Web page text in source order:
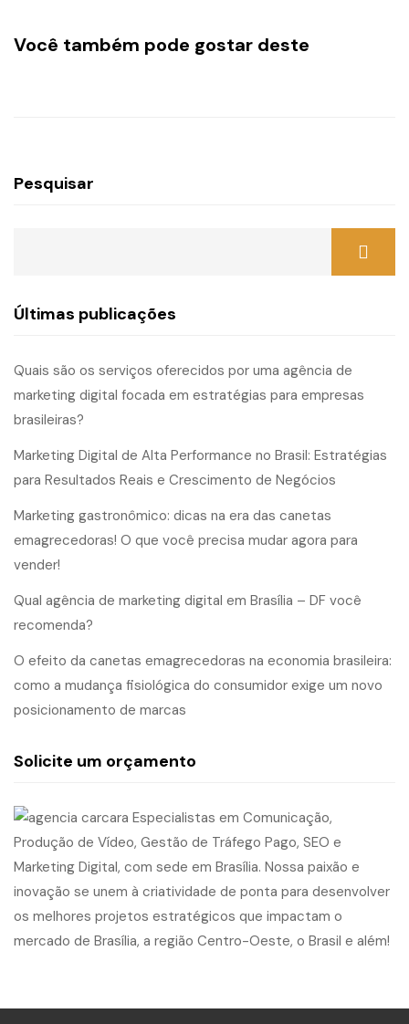
Você também pode gostar deste
Pesquisar
Últimas publicações
Quais são os serviços oferecidos por uma agência de
marketing digital focada em estratégias para empresas
brasileiras?
Marketing Digital de Alta Performance no Brasil: Estratégias
para Resultados Reais e Crescimento de Negócios
Marketing gastronômico: dicas na era das canetas
emagrecedoras! O que você precisa mudar agora para
vender!
Qual agência de marketing digital em Brasília – DF você
recomenda?
O efeito da canetas emagrecedoras na economia brasileira:
como a mudança fisiológica do consumidor exige um novo
posicionamento de marcas
Solicite um orçamento